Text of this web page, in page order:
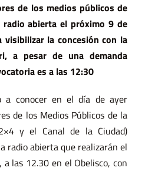
de los medios públicos de
radio abierta el próximo 9 de
visibilizar la concesión con la
a pesar de una demanda
es a las 12:30
a conocer en el día de ayer
de los Medios Públicos de la
y el Canal de la Ciudad)
radio abierta que realizarán el
las 12.30 en el Obelisco, con